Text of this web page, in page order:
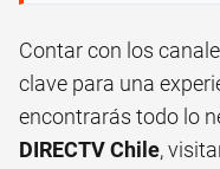
Contar con los
clave para una
encontrarás todo lo
DIRECTV Chile,